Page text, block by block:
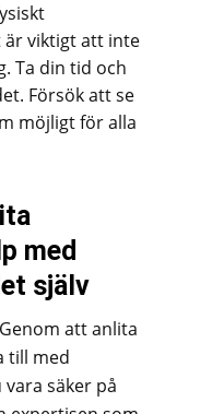
är viktigt att inte
Ta din tid och
Försök att se
möjligt för alla
med
själv
att anlita
till med
säker på